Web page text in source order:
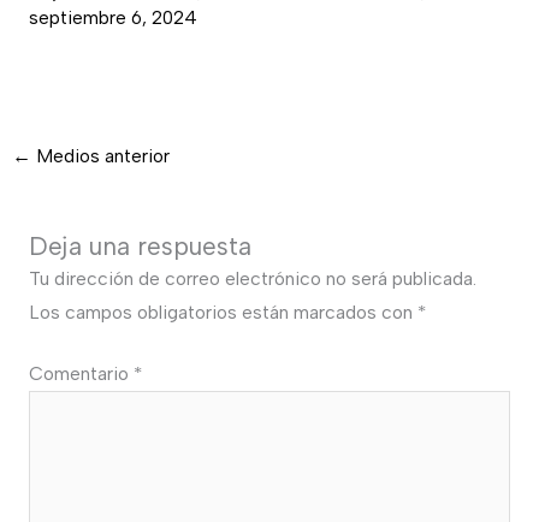
septiembre 6, 2024
← Medios anterior
Deja una respuesta
Tu dirección de correo electrónico no será publicada.
Los campos obligatorios están marcados con *
Comentario *